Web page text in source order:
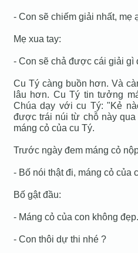
- Con sẽ chiếm giải nhất, mẹ
Mẹ xua tay:
- Con sẽ chả được cái giải gì
Cu Tý càng buồn hơn. Và
lâu hơn. Cu Tý tin tưởng
Chúa dạy với cu Tý: "Kẻ
được trái núi từ chỗ này
máng cỏ của cu Tý.
Trước ngày đem máng cỏ
- Bố nói thật đi, máng cỏ của
Bố gật đầu:
- Máng cỏ của con không đẹp.
- Con thôi dự thi nhé ?